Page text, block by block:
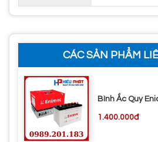
CÁC SẢN PHẨM
Bình Ắc Quy
1.400.000đ